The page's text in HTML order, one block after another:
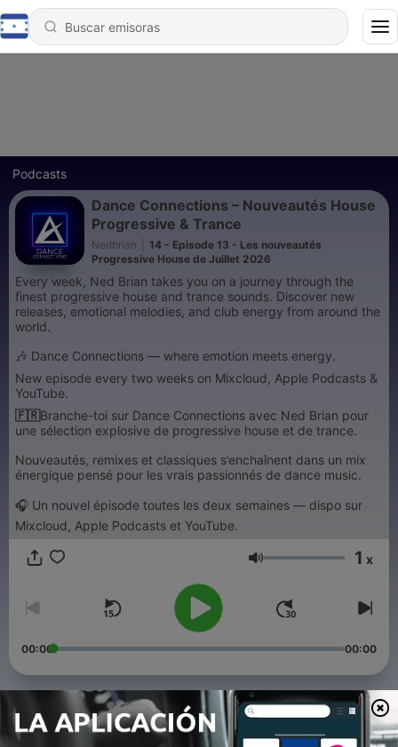
Podcasts
Dance Connections – Nouveautés House
Progressive & Trance
Nedbrian
14 - Episode 13 - Les nouveautés
Progressive House de Juillet 2026
Every week, Ned Brian takes you on a journey through the
finest progressive house and trance sounds. Discover new
releases, emotional melodies, and club energy from around the
world.
🎶 Dance Connections — where emotion meets energy.
New episode every two weeks on Mixcloud, Apple Podcasts &
YouTube.
🇫🇷Branche-toi sur Dance Connections avec Ned Brian pour
une sélection explosive de progressive house et de trance.
Nouveautés, remixes et classiques s’enchaînent dans un mix
énergique pensé pour les vrais passionnés de dance music.
🎧 Un nouvel épisode toutes les deux semaines — dispo sur
Mixcloud, Apple Podcasts et YouTube.
Volumen 1 x
00:00 00:00
Episodios